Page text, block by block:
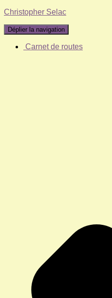
Christopher Selac
Déplier la navigation
Carnet de routes